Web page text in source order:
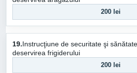
200 lei
19.Instrucţiune de securitate şi
deservirea frigiderului
200 lei